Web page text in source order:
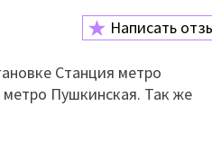
Написать
Станция метро
Пушкинская. Так же